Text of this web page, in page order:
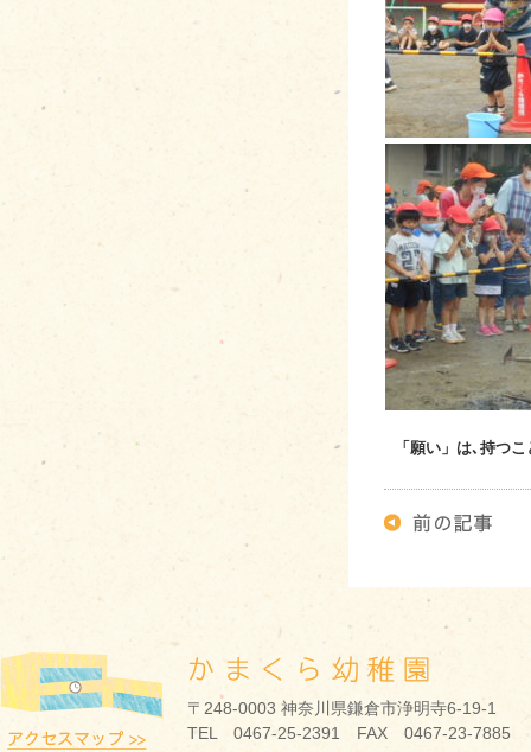
「願い」は､持つ
〒248-0003 神奈川県鎌倉市浄明寺6-19-1
TEL 0467-25-2391 FAX 0467-23-7885